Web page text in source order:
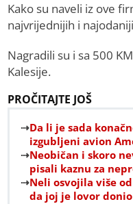
Kako su naveli iz ove
najvrijednijih i
Nagradili su i sa 500
Kalesije.
PROČITAJTE JOŠ
Da li je sada
izgubljeni avion
Neobičan i skoro
pisali kaznu za
Neli osvojila više
da joj je lovor